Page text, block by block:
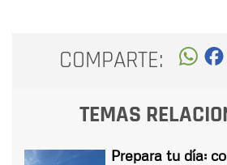
COMPARTE:
TEMAS
Prepara tu día: